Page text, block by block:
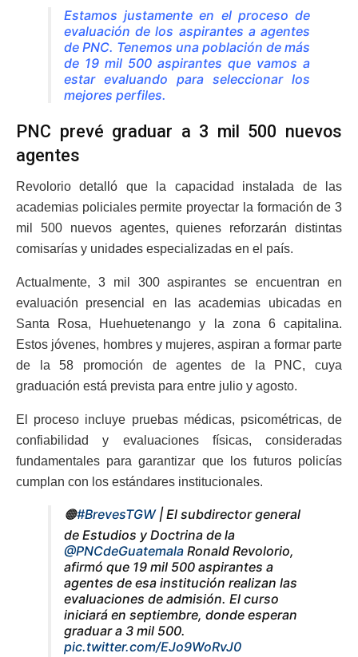
Estamos justamente en el proceso de
evaluación de los aspirantes a agentes
de PNC. Tenemos una población de más
de 19 mil 500 aspirantes que vamos a
estar evaluando para seleccionar los
mejores perfiles.
PNC prevé graduar a 3 mil 500 nuevos
agentes
Revolorio detalló que la capacidad instalada de las
academias policiales permite proyectar la formación de 3
mil 500 nuevos agentes, quienes reforzarán distintas
comisarías y unidades especializadas en el país.
Actualmente, 3 mil 300 aspirantes se encuentran en
evaluación presencial en las academias ubicadas en
Santa Rosa, Huehuetenango y la zona 6 capitalina.
Estos jóvenes, hombres y mujeres, aspiran a formar parte
de la 58 promoción de agentes de la PNC, cuya
graduación está prevista para entre julio y agosto.
El proceso incluye pruebas médicas, psicométricas, de
confiabilidad y evaluaciones físicas, consideradas
fundamentales para garantizar que los futuros policías
cumplan con los estándares institucionales.
🟠#BrevesTGW| El subdirector general
de Estudios y Doctrina de la
@PNCdeGuatemala Ronald Revolorio,
afirmó que 19 mil 500 aspirantes a
agentes de esa institución realizan las
evaluaciones de admisión. El curso
iniciará en septiembre, donde esperan
graduar a 3 mil 500.
pic.twitter.com/EJo9WoRvJ0